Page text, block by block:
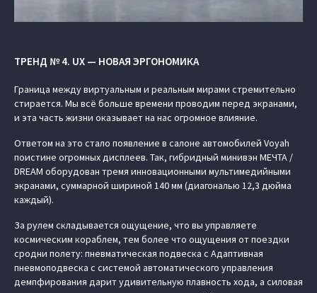
ТРЕНД № 4. UX — НОВАЯ ЭРГОНОМИКА
Граница между виртуальным и реальным мирами стремительно
стирается. Мы всё больше времени проводим перед экранами,
и эта часть жизни оказывает на нас огромное влияние.
Ответом на это стало появление в салоне автомобилей Voyah
поистине огромных дисплеев. Так, гибридный минивэн МЕЧТА /
DREAM оборудован тремя инновационными мультимедийными
экранами, суммарной шириной 140 мм (диагональю 12,3 дюйма
каждый).
За рулем складывается ощущение, что вы управляете
космическим кораблем, тем более что ощущения от поездки
сродни полету: пневматическая подвеска с Адаптивная
пневмоподвеска с системой автоматического управления
демпфирования дарит удивительную плавность хода, а силовая